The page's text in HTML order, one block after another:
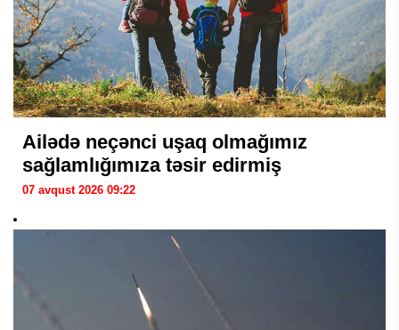
Ailədə neçənci uşaq olmağımız
sağlamlığımıza təsir edirmiş
07 avqust 2026 09:22